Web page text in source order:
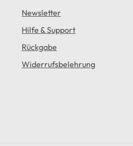
Newsletter
Hilfe & Support
Rückgabe
Widerrufsbelehrung